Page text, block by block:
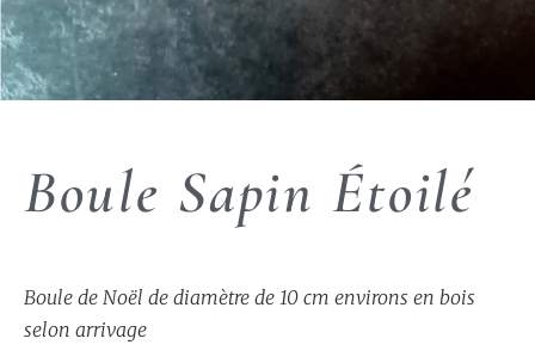
Boule Sapin Étoilé
Boule de Noël de diamètre de 10 cm environs en bois
selon arrivage